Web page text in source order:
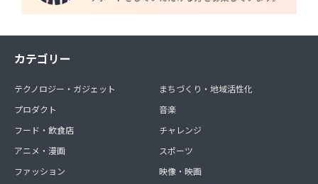
カテゴリー
テクノロジー・ガジェット
プロダクト
フード・飲食店
アニメ・漫画
ファッション
まちづくり・地域活性化
音楽
チャレンジ
スポーツ
映像・映画